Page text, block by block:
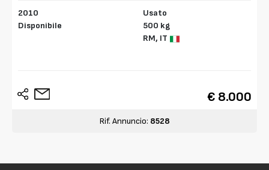
2010
Disponibile
Usato
500 kg
RM, IT
€ 8.000
Rif. Annuncio: 8528